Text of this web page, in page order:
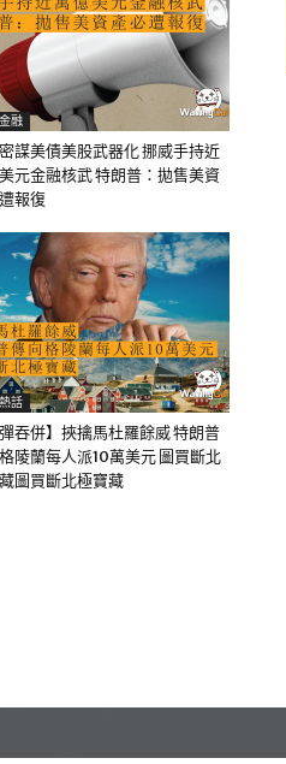
融
謀美債美股武器化 挪威手持近
元金融核武 特朗普：拋售美資
報復
話
彈吞併】挾擒馬杜羅餘威 特朗普
陵蘭每人派10萬美元 圖買斷北
圖買斷北極寶藏